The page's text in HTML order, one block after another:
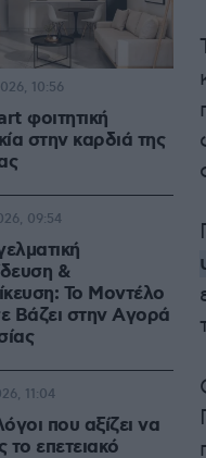
φοιτητική
στην καρδιά της
10:56
&
Το Mοντέλο
Bάζει στην Aγορά
09:54
που αξίζει να
το επετειακό
11:04